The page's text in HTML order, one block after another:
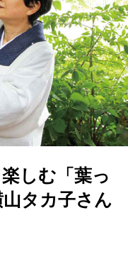
しむ「葉っ
タカ子さん